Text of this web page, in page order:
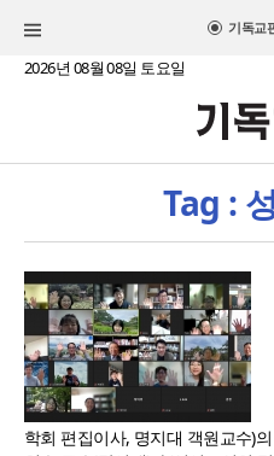
기독교
2026년 08월 08일 토요일
Tag :
학회 편집이사, 명지대 객원교수)